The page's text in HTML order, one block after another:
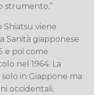
strumento.”
Shiatsu viene
Sanità giapponese
e poi come
nel 1964. La
in Giappone ma
occidentali.